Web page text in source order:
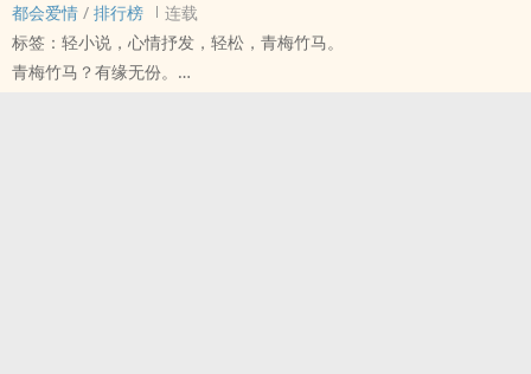
都会爱情 / 排行榜
连载
标签：轻小说，心情抒发，轻松，青梅竹马。
青梅竹马？有缘无份。